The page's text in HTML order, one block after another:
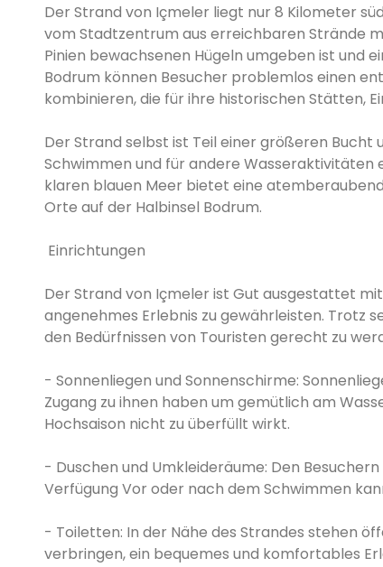
Der Strand von Içmeler liegt nur 8 Kilometer
vom Stadtzentrum aus erreichbaren Strände
Pinien bewachsenen Hügeln umgeben ist und
Bodrum können Besucher problemlos einen
kombinieren, die für ihre historischen Stätten,
Der Strand selbst ist Teil einer größeren Bucht
Schwimmen und für andere Wasseraktivitäten
klaren blauen Meer bietet eine
Orte auf der Halbinsel Bodrum.
Einrichtungen
Der Strand von Içmeler ist Gut ausgestattet
angenehmes Erlebnis zu gewährleisten. Trotz
den Bedürfnissen von Touristen gerecht zu
- Sonnenliegen und Sonnenschirme:
Zugang zu ihnen haben um gemütlich am
Hochsaison nicht zu überfüllt wirkt.
- Duschen und Umkleideräume: Den
Verfügung Vor oder nach dem Schwimmen
- Toiletten: In der Nähe des Strandes stehen
verbringen, ein bequemes und komfortables